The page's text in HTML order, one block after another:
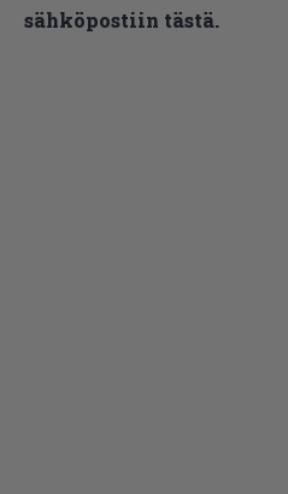
sähköpostiin tästä.